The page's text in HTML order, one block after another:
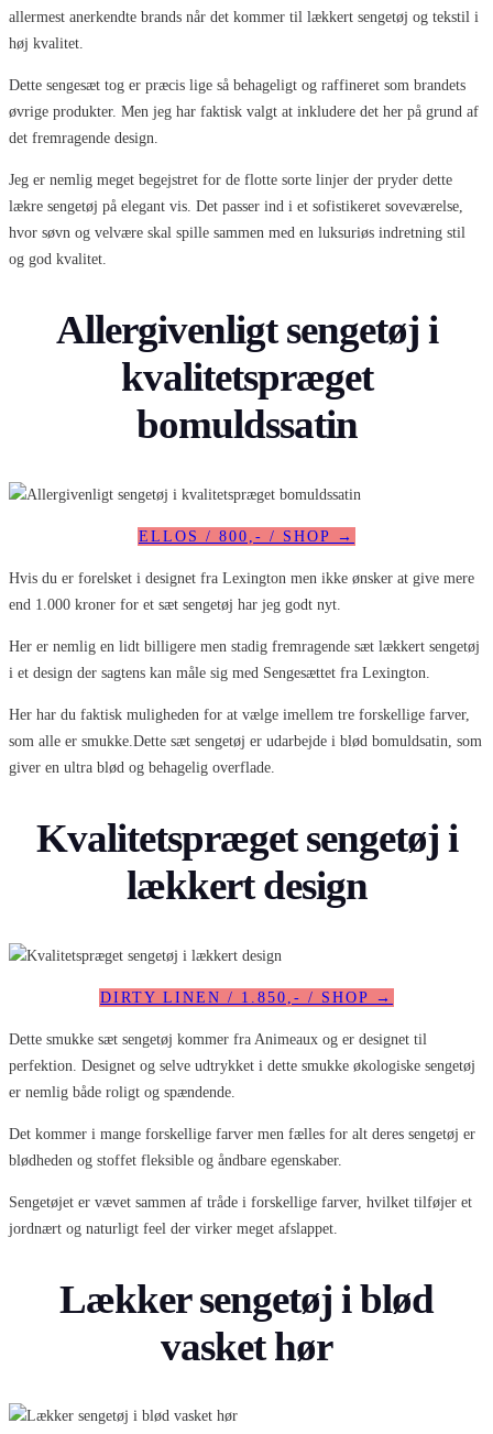
allermest anerkendte brands når det kommer til lækkert sengetøj og tekstil i
høj kvalitet.
Dette sengesæt tog er præcis lige så behageligt og raffineret som brandets
øvrige produkter. Men jeg har faktisk valgt at inkludere det her på grund af
det fremragende design.
Jeg er nemlig meget begejstret for de flotte sorte linjer der pryder dette
lækre sengetøj på elegant vis. Det passer ind i et sofistikeret soveværelse,
hvor søvn og velvære skal spille sammen med en luksuriøs indretning stil
og god kvalitet.
Allergivenligt sengetøj i
kvalitetspræget
bomuldssatin
ELLOS / 800,- / SHOP →
Hvis du er forelsket i designet fra Lexington men ikke ønsker at give mere
end 1.000 kroner for et sæt sengetøj har jeg godt nyt.
Her er nemlig en lidt billigere men stadig fremragende sæt lækkert sengetøj
i et design der sagtens kan måle sig med Sengesættet fra Lexington.
Her har du faktisk muligheden for at vælge imellem tre forskellige farver,
som alle er smukke.Dette sæt sengetøj er udarbejde i blød bomuldsatin, som
giver en ultra blød og behagelig overflade.
Kvalitetspræget sengetøj i
lækkert design
DIRTY LINEN / 1.850,- / SHOP →
Dette smukke sæt sengetøj kommer fra Animeaux og er designet til
perfektion. Designet og selve udtrykket i dette smukke økologiske sengetøj
er nemlig både roligt og spændende.
Det kommer i mange forskellige farver men fælles for alt deres sengetøj er
blødheden og stoffet fleksible og åndbare egenskaber.
Sengetøjet er vævet sammen af tråde i forskellige farver, hvilket tilføjer et
jordnært og naturligt feel der virker meget afslappet.
Lækker sengetøj i blød
vasket hør